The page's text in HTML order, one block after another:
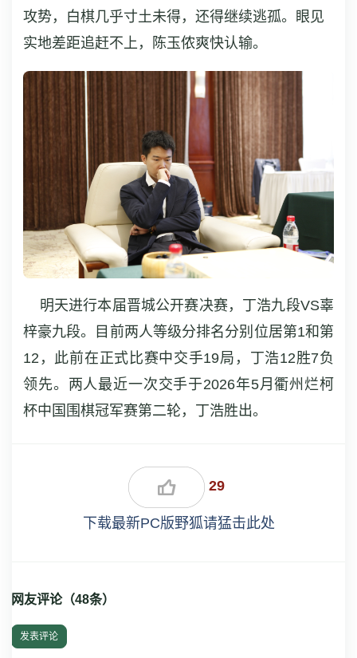
攻势，白棋几乎寸土未得，还得继续逃孤。眼见
实地差距追赶不上，陈玉侬爽快认输。
明天进行本届晋城公开赛决赛，丁浩九段VS辜
梓豪九段。目前两人等级分排名分别位居第1和第
12，此前在正式比赛中交手19局，丁浩12胜7负
领先。两人最近一次交手于2026年5月衢州烂柯
杯中国围棋冠军赛第二轮，丁浩胜出。
29
下载最新PC版野狐请猛击此处
网友评论（48条）
发表评论